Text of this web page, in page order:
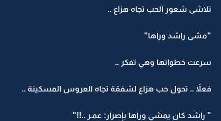
تلاشى شعور الحب تجاه هزاع ..
"مشى راشد وراها"
سرعت خطواتها وهي تفكر ..
فعلاً .. تحول حب هزاع لشفقة تجاه العروس المسكينة ..
" راشد كان يمشي وراها بإصرار: عمـر ..!!"